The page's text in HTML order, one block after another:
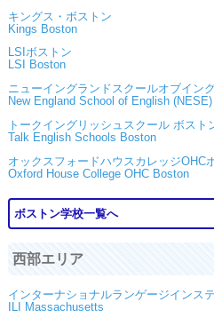
キングス・ボストン
Kings Boston
LSIボストン
LSI Boston
ニューイングランドスクールオブイン
New England School of English (NESE)
トークイングリッシュスクール ボスト
Talk English Schools Boston
オックスフォードハウスカレッジOHC
Oxford House College OHC Boston
ボストン学校一覧へ
西部エリア
インターナショナルランゲージインス
ILI Massachusetts